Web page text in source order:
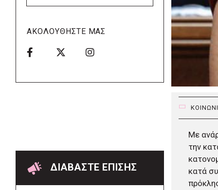
Με
την
κατά
στην πρωτοβάθμια υγεία με
Δήμος Παπάγου-Χολαργού:
Επαναλαμβανόμενοι
βανδαλισμοί στο δίκτυο
το εκκλησάκι της
Μεταμόρφωσης του Σωτήρος
πριν από μία μέρα
Περιφέρεια Αττικής: Έξι
ΑΚΟΛΟΥΘΗΣΤΕ ΜΑΣ
ΔΙΑΒΑΣΤΕ ΕΠΙΣΗΣ